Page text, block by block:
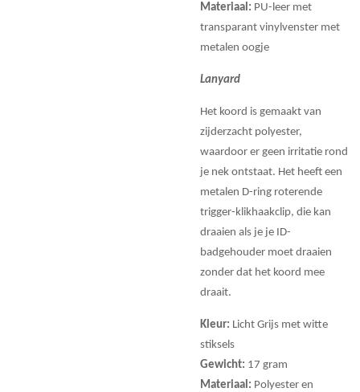
Materiaal: PU-leer met
transparant vinylvenster met
metalen oogje
Lanyard
Het koord is gemaakt van
zijderzacht polyester,
waardoor er geen irritatie rond
je nek ontstaat. Het heeft een
metalen D-ring roterende
trigger-klikhaakclip, die kan
draaien als je je ID-
badgehouder moet draaien
zonder dat het koord mee
draait.
Kleur: Licht Grijs met witte
stiksels
Gewicht: 17 gram
Materiaal: Polyester en